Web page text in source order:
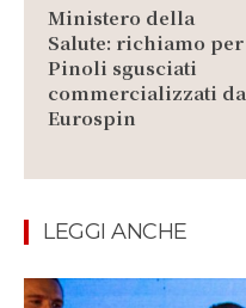
Ministero della
Salute: richiamo per
Pinoli sgusciati
commercializzati da
Eurospin
LEGGI ANCHE